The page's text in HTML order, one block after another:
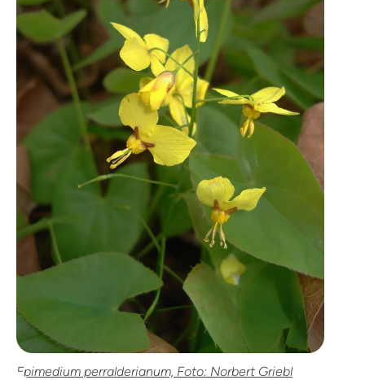
Epimedium perralderianum, Foto: Norbert Griebl